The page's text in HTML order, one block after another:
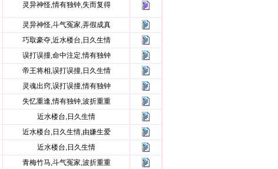
灵异神怪,情有独钟,失而复得
灵异神怪,斗气冤家,弄假成真
巧取豪夺,近水楼台,日久生情
误打误撞,命中注定,情有独钟
帝王将相,误打误撞,日久生情
灵魂出窍,误打误撞,情有独钟
失忆重逢,情有独钟,波折重重
近水楼台,日久生情
近水楼台,日久生情,由嫌生爱
近水楼台,日久生情
青梅竹马,斗气冤家,波折重重